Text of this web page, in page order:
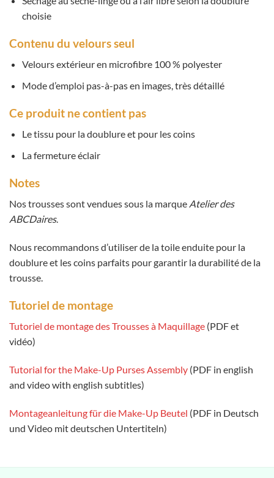
choisie
Contenu du velours seul
Velours extérieur en microfibre 100 % polyester
Mode d’emploi pas-à-pas en images, très détaillé
Ce produit ne contient pas
Le tissu pour la doublure et pour les coins
La fermeture éclair
Notes
Nos trousses sont vendues sous la marque Atelier des
ABCDaires.
Nous recommandons d’utiliser de la toile enduite pour la
doublure et les coins parfaits pour garantir la durabilité de la
trousse.
Tutoriel de montage
Tutoriel de montage des Trousses à Maquillage (PDF et
vidéo)
Tutorial for the Make-Up Purses Assembly (PDF in english
and video with english subtitles)
Montageanleitung für die Make-Up Beutel (PDF in Deutsch
und Video mit deutschen Untertiteln)